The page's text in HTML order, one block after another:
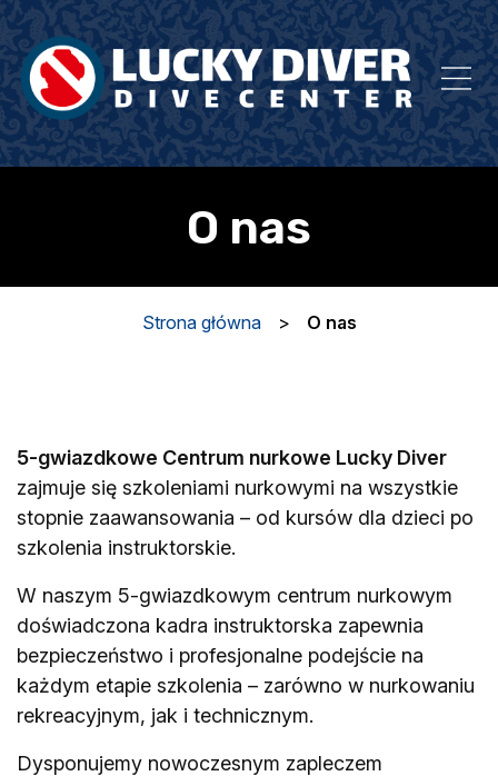
O nas
Strona główna > O nas
5-gwiazdkowe Centrum nurkowe Lucky Diver
zajmuje się szkoleniami nurkowymi na wszystkie
stopnie zaawansowania – od kursów dla dzieci po
szkolenia instruktorskie.
W naszym 5-gwiazdkowym centrum nurkowym
doświadczona kadra instruktorska zapewnia
bezpieczeństwo i profesjonalne podejście na
każdym etapie szkolenia – zarówno w nurkowaniu
rekreacyjnym, jak i technicznym.
Dysponujemy nowoczesnym zapleczem